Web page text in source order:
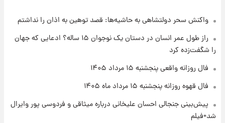
۲۲ ساعت پیش
۲۳ ساعت پیش
واکنش سحر دولتشاهی به حاشیه‌ها: قصد توهین به اذان را نداشتم
راز طول عمر انسان در دستان یک نوجوان ۱۵ ساله؟ ادعایی که جهان
را شگفت‌زده کرد
فال روزانه واقعی پنجشنبه ۱۵ مرداد ۱۴۰۵
فال قهوه روزانه پنجشنبه ۱۵ مرداد ماه ۱۴۰۵
پیش‌بینی جنجالی احسان علیخانی درباره میثاقی و فردوسی پور وایرال
شد+فیلم